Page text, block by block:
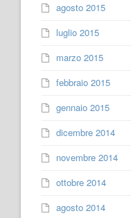
agosto 2015
luglio 2015
marzo 2015
febbraio 2015
gennaio 2015
dicembre 2014
novembre 2014
ottobre 2014
agosto 2014